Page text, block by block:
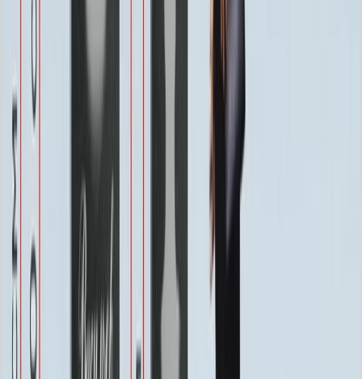
Бесплатно
Бесплатно
3 000 ₽
Хранение на складе
Бесплатно
Швеллер под памятник
2 000 ₽
Благоустройство
Благоустройство
Столик ММ5420
20 160 ₽